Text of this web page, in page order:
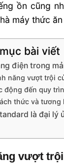
ồn cũng
máy thức
bài viết
điện trong
năng vượt trội
động đến quy
thức và tương
là đại lý
vượt